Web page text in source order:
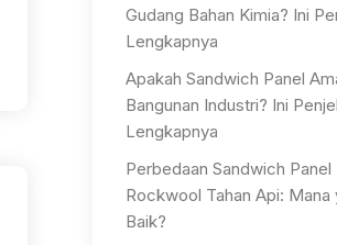
Gudang Bahan Kimia? Ini
Lengkapnya
Apakah Sandwich Panel
Bangunan Industri? Ini
Lengkapnya
Perbedaan Sandwich Panel
Rockwool Tahan Api: Mana
Baik?